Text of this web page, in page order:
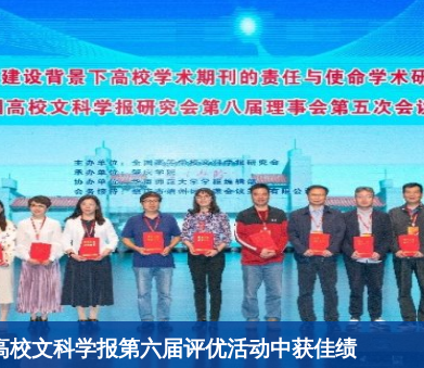
校文科学报第六届评优活动中获佳绩